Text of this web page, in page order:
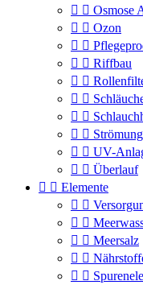
  Osmose
  Ozon
 
  Riffbau
 
 
 
 
  UV-
  Überlauf
  Elemente
 
 
  Meersalz
 
 